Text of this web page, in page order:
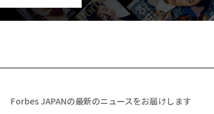
Forbes JAPANの最新のニュースをお届けします